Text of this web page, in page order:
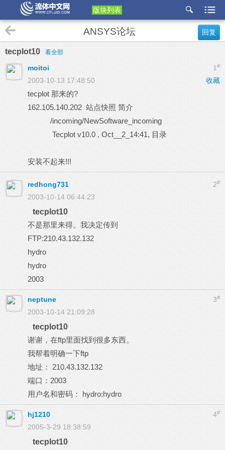
版块列表
etu
p
回复
ANSYS论坛
tecplot10 看全部
1 #
moitoi
收藏
2003-10-13 17:48:50
tecplot 那来的?
162.105.140.202 站点快照 简介
/incoming/NewSoftware_incoming
Tecplot v10.0 , Oct__2_14:41, 目录
安装不起来!!!
2#
redhong731
2003-10-14 06:44:23
tecplot10
不是那里来得。我决定传到
FTP:210.43.132.132
hydro
hydro
2003
3#
neptune
2003-10-14 21:09:28
tecplot10
谢谢，在ftp里面找到很多东西。
我帮着明确一下ftp
地址： 210.43.132.132
端口：2003
用户名和密码： hydro:hydro
4#
hj1210
2005-3-29 18:38:59
tecplot10